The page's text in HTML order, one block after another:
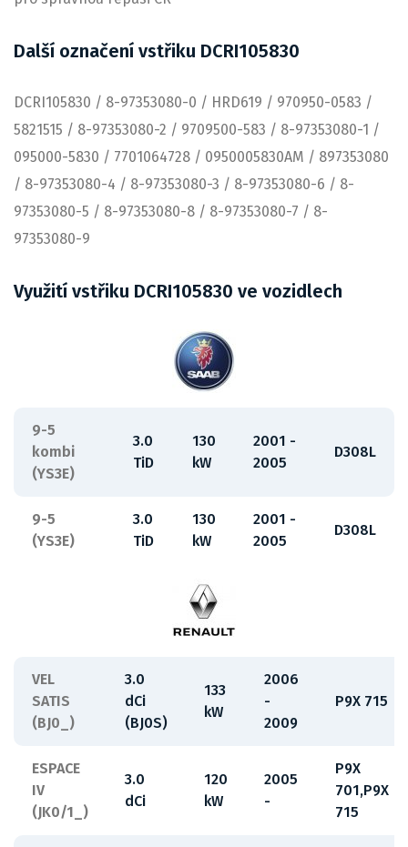
Další označení vstřiku DCRI105830
DCRI105830 / 8-97353080-0 / HRD619 / 970950-0583 /
5821515 / 8-97353080-2 / 9709500-583 / 8-97353080-1 /
095000-5830 / 7701064728 / 0950005830AM / 897353080
/ 8-97353080-4 / 8-97353080-3 / 8-97353080-6 / 8-
97353080-5 / 8-97353080-8 / 8-97353080-7 / 8-
97353080-9
Využití vstřiku DCRI105830 ve vozidlech
9-5
kombi
(YS3E)
3.0
TiD
130
kW
2001 -
2005
D308L
9-5
(YS3E)
3.0
TiD
130
kW
2001 -
2005
D308L
VEL
SATIS
(BJ0_)
3.0
dCi
(BJ0S)
133
kW
2006
-
2009
P9X 715
ESPACE
IV
(JK0/1_)
3.0
dCi
120
kW
2005
-
P9X
701,P9X
715